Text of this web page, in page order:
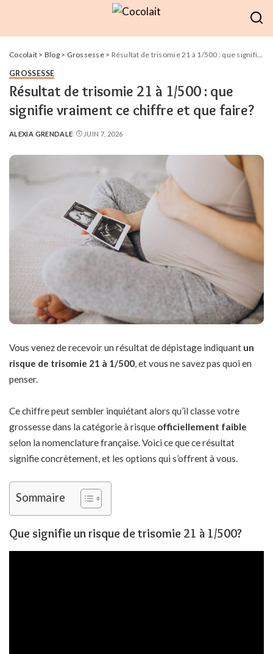
Cocolait > Blog> Grossesse> Résultat de trisomie 21 à 1/500 : que signifie vraiment ce chiffre et que faire?
GROSSESSE
Résultat de trisomie 21 à 1/500 : que
signifie vraiment ce chiffre et que faire?
POSTED
ALEXIA GRENDALE JUIN 7, 2026
Vous venez de recevoir un résultat de dépistage indiquant un
risque de trisomie 21 à 1/500, et vous ne savez pas quoi en
penser.
Ce chiffre peut sembler inquiétant alors qu’il classe votre
grossesse dans la catégorie à risque officiellement faible
selon la nomenclature française. Voici ce que ce résultat
signifie concrètement, et les options qui s’offrent à vous.
Sommaire
Que signifie un risque de trisomie 21 à 1/500?